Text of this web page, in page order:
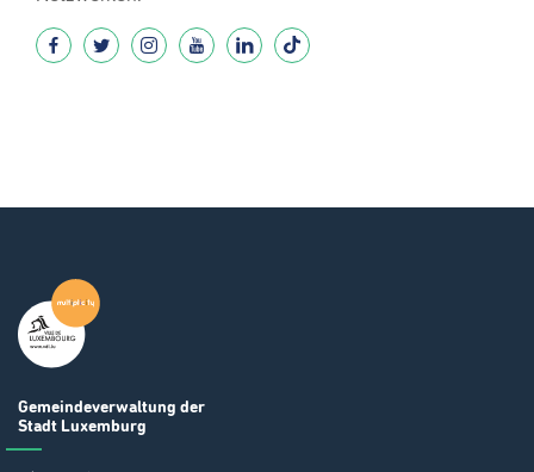
Gemeindeverwaltung der
Stadt Luxemburg